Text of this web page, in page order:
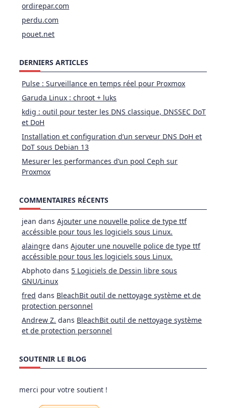
ordirepar.com
perdu.com
pouet.net
DERNIERS ARTICLES
Pulse : Surveillance en temps réel pour Proxmox
Garuda Linux : chroot + luks
kdig : outil pour tester les DNS classique, DNSSEC DoT
et DoH
Installation et configuration d’un serveur DNS DoH et
DoT sous Debian 13
Mesurer les performances d’un pool Ceph sur
Proxmox
COMMENTAIRES RÉCENTS
jean dansAjouter une nouvelle police de type ttf
accéssible pour tous les logiciels sous Linux.
alaingre dansAjouter une nouvelle police de type ttf
accéssible pour tous les logiciels sous Linux.
Abphoto dans 5 Logiciels de Dessin libre sous
GNU/Linux
fred dans BleachBit outil de nettoyage système et de
protection personnel
Andrew Z. dans BleachBit outil de nettoyage système
et de protection personnel
SOUTENIR LE BLOG
merci pour votre soutient !